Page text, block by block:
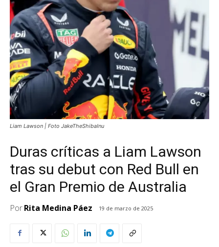
Liam Lawson | Foto JakeTheShibaInu
Duras críticas a Liam Lawson
tras su debut con Red Bull en
el Gran Premio de Australia
PorRita Medina Páez 19 de marzo de 2025